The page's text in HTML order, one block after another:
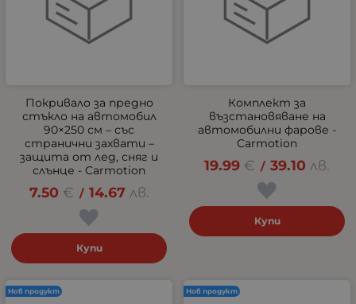
Покривало за предно
стъкло на автомобил
90×250 см – със
странични захвати –
защита от лед, сняг и
слънце - Carmotion
7.50 € / 14.67 лв.
Купи
Комплект за
възстановяване на
автомобилни фарове -
Carmotion
19.99 € / 39.10 лв.
Купи
Нов продукт Нов продукт